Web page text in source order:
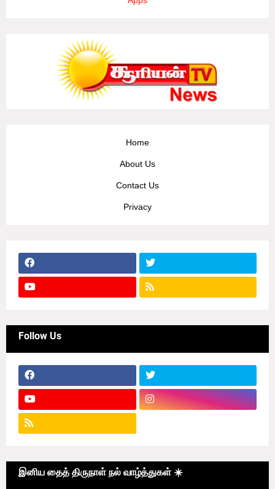
Home
About Us
Contact Us
Privacy
Follow Us
இனிய தைத் திருநாள் நல் வாழ்த்துகள் ☀️